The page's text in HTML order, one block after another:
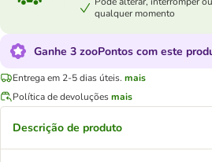
qualquer momento
Ganhe 3 zooPontos com este
Entrega em 2-5 dias úteis. mais
Política de devoluçõesmais
Descrição de produto